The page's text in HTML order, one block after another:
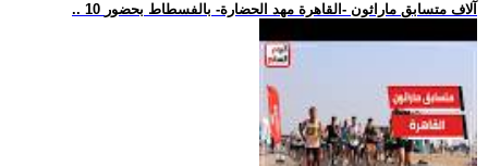
.. 10 آلاف متسابق ماراثون -القاهرة مهد الحضارة- بالفسطاط بحضور